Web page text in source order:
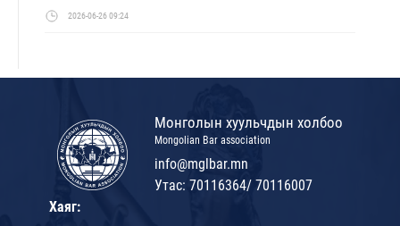
2026-06-26 09:24
Монголын хуульчдын холбоо
Mongolian Bar association
info@mglbar.mn
Утас: 70116364/ 70116007
Хаяг: